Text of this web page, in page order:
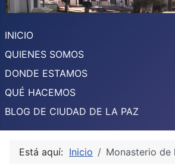
INICIO
QUIENES SOMOS
DONDE ESTAMOS
QUÉ HACEMOS
BLOG DE CIUDAD DE LA PAZ
Está aquí: Inicio Monasterio de